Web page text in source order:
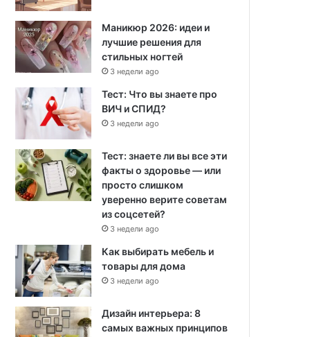
Маникюр 2026: идеи и
лучшие решения для
стильных ногтей
3 недели ago
Тест: Что вы знаете про
ВИЧ и СПИД?
3 недели ago
Тест: знаете ли вы все эти
факты о здоровье — или
просто слишком
уверенно верите советам
из соцсетей?
3 недели ago
Как выбирать мебель и
товары для дома
3 недели ago
Дизайн интерьера: 8
самых важных принципов